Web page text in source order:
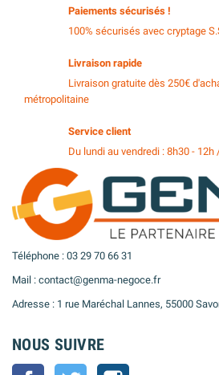
Paiements sécurisés !
100% sécurisés avec cryptage
Livraison rapide
Livraison gratuite dès 250€
métropolitaine
Service client
Du lundi au vendredi : 8h30 - 12h
Téléphone : 03 29 70 66 31
Mail : contact@genma-negoce.fr
Adresse : 1 rue Maréchal Lannes, 55000
NOUS SUIVRE
Facebook Twitter